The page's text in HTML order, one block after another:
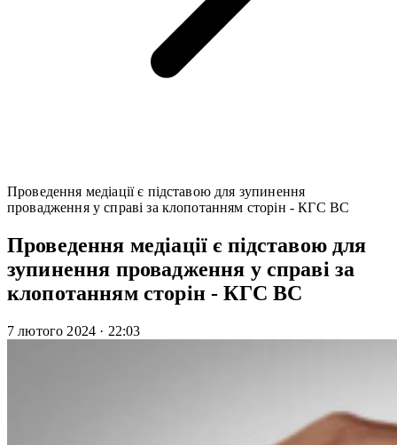
Проведення медіації є підставою для зупинення
провадження у справі за клопотанням сторін - КГС ВС
Проведення медіації є підставою для
зупинення провадження у справі за
клопотанням сторін - КГС ВС
7 лютого 2024 · 22:03